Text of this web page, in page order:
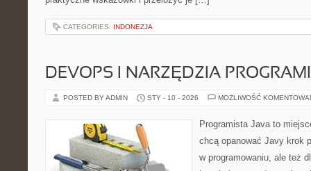
CATEGORIES: INDONEZJA
DEVOPS I NARZĘDZIA
POSTED BY ADMIN STY - 10 - 2026 MOŻLIWOŚĆ
Programista Java to
chcą opanować Javy krok
w programowaniu, ale też